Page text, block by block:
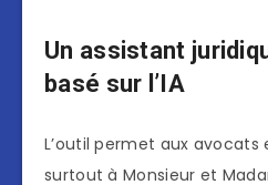
Un assistant
basé sur l’IA
L’outil permet aux avocats
surtout à Monsieur et